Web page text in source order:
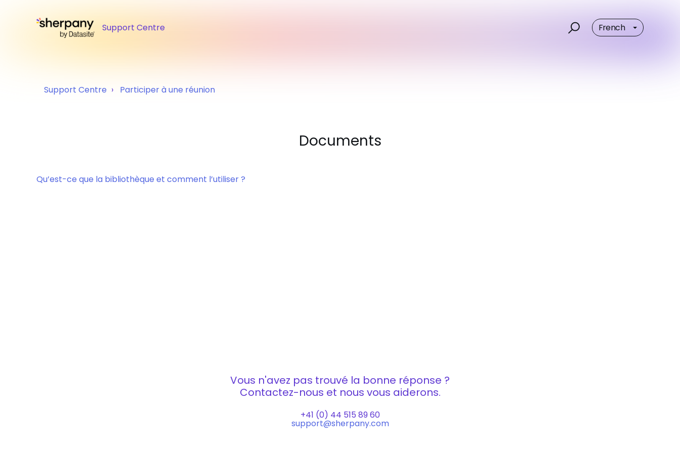
Support Centre French
Support Centre Participer à une réunion
Documents
Qu’est-ce que la bibliothèque et comment l’utiliser ?
Vous n'avez pas trouvé la bonne réponse ?
Contactez-nous et nous vous aiderons.
+41 (0) 44 515 89 60
support@sherpany.com